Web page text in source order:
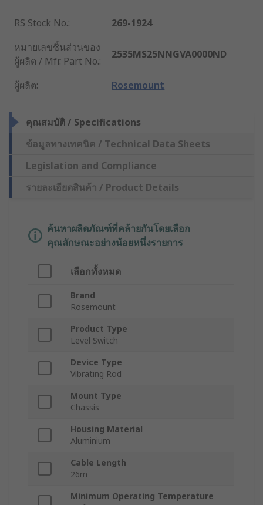
RS Stock No.:
269-1924
หมายเลขชิ้นส่วนของ
ผู้ผลิต / Mfr. Part No.:
2535MS25NNGVA0000ND
ผู้ผลิต: Rosemount
คุณสมบัติ / Specifications
ข้อมูลทางเทคนิค / Technical Data Sheets
Legislation and Compliance
รายละเอียดสินค้า / Product Details
ค้นหาผลิตภัณฑ์ที่คล้ายกันโดยเลือก
คุณลักษณะอย่างน้อยหนึ่งรายการ
เลือกทั้งหมด
Brand
Rosemount
Product Type
Level Switch
Device Type
Vibrating Rod
Mount Type
Chassis
Housing Material
Aluminium
Cable Length
26m
Minimum Operating Temperature